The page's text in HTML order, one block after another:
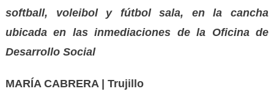
softball, voleibol y fútbol sala, en la cancha
ubicada en las inmediaciones de la Oficina de
Desarrollo Social
MARÍA CABRERA | Trujillo